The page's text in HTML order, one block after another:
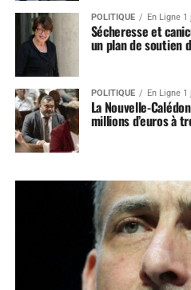
POLITIQUE En Ligne 1
Sécheresse et
un plan de soutien
POLITIQUE En Ligne 1
La Nouvelle-
millions d’euros à